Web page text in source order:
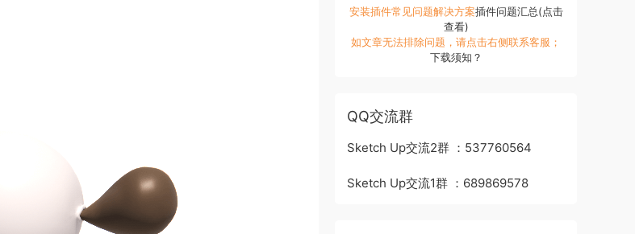
安装插件常见问题解决方案插件问题汇总(点击
查看)
如文章无法排除问题，请点击右侧联系客服；
下载须知？
QQ交流群
Sketch Up交流2群 ：537760564
Sketch Up交流1群 ：689869578